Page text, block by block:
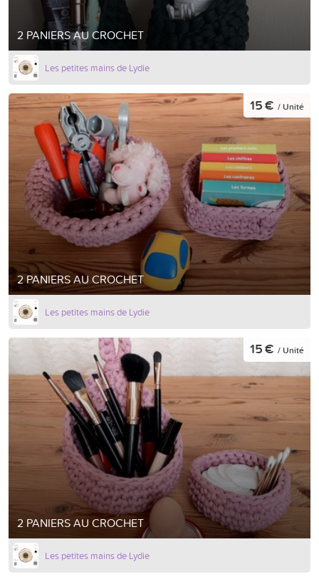
2 PANIERS AU CROCHET
Les petites mains de Lydie
2 PANIERS AU CROCHET
15 € / Unité
Les petites mains de Lydie
2 PANIERS AU CROCHET
15 € / Unité
Les petites mains de Lydie